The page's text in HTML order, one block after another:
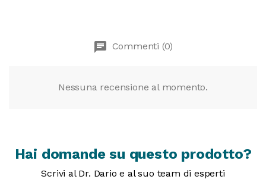
chat Commenti (0)
Nessuna recensione al momento.
Hai domande su questo prodotto?
Scrivi al Dr. Dario e al suo team di esperti